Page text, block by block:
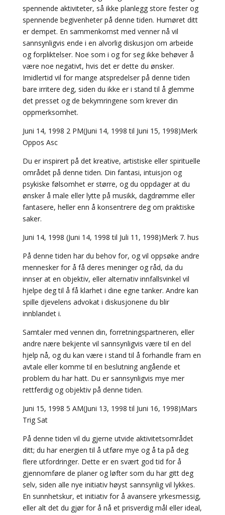
spennende aktiviteter, så ikke planlegg store fester og
spennende begivenheter på denne tiden. Humøret ditt
er dempet. En sammenkomst med venner nå vil
sannsynligvis ende i en alvorlig diskusjon om arbeide
og forpliktelser. Noe som i og for seg ikke behøver å
være noe negativt, hvis det er dette du ønsker.
Imidlertid vil for mange atspredelser på denne tiden
bare irritere deg, siden du ikke er i stand til å glemme
det presset og de bekymringene som krever din
oppmerksomhet.
Juni 14, 1998 2 PM(Juni 14, 1998 til Juni 15, 1998)Merk
Oppos Asc
Du er inspirert på det kreative, artistiske eller spirituelle
området på denne tiden. Din fantasi, intuisjon og
psykiske følsomhet er større, og du oppdager at du
ønsker å male eller lytte på musikk, dagdrømme eller
fantasere, heller enn å konsentrere deg om praktiske
saker.
Juni 14, 1998 (Juni 14, 1998 til Juli 11, 1998)Merk 7. hus
På denne tiden har du behov for, og vil oppsøke andre
mennesker for å få deres meninger og råd, da du
innser at en objektiv, eller alternativ innfallsvinkel vil
hjelpe deg til å få klarhet i dine egne tanker. Andre kan
spille djevelens advokat i diskusjonene du blir
innblandet i.
Samtaler med vennen din, forretningspartneren, eller
andre nære bekjente vil sannsynligvis være til en del
hjelp nå, og du kan være i stand til å forhandle fram en
avtale eller komme til en beslutning angående et
problem du har hatt. Du er sannsynligvis mye mer
rettferdig og objektiv på denne tiden.
Juni 15, 1998 5 AM(Juni 13, 1998 til Juni 16, 1998)Mars
Trig Sat
På denne tiden vil du gjerne utvide aktivitetsområdet
ditt; du har energien til å utføre mye og å ta på deg
flere utfordringer. Dette er en svært god tid for å
gjennomføre de planer og løfter som du har gitt deg
selv, siden alle nye initiativ høyst sannsynlig vil lykkes.
En sunnhetskur, et initiativ for å avansere yrkesmessig,
eller alt det du gjør for å nå et prisverdig mål eller ideal,